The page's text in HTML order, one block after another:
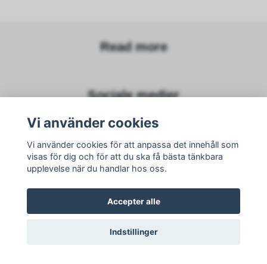
Read more
Sociale medier
Subscribe to newsletter
Vi använder cookies
Vi använder cookies för att anpassa det innehåll som
visas för dig och för att du ska få bästa tänkbara
upplevelse när du handlar hos oss.
Accepter alle
Indstillinger